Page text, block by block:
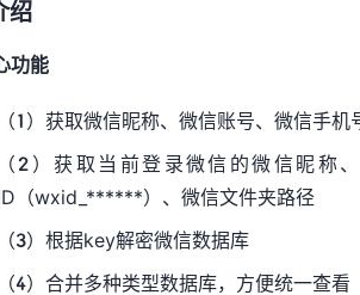
绍
功能
（1）获取微信昵称、微信账号、微信手
（2）获取当前登录微信的微信昵称
（wxid_******）、微信文件夹路径
（3）根据key解密微信数据库
（4）合并多种类型数据库，方便统一查看